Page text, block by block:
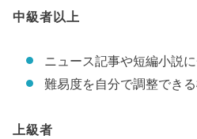
中級者以上
ニュース記事や短編小説
難易度を自分で調整でき
上級者